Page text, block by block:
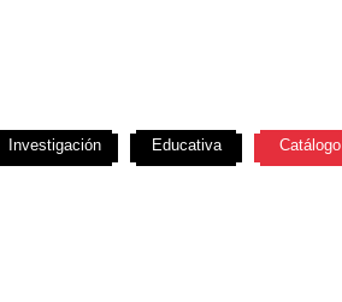
Investigación Educativa Catálogo